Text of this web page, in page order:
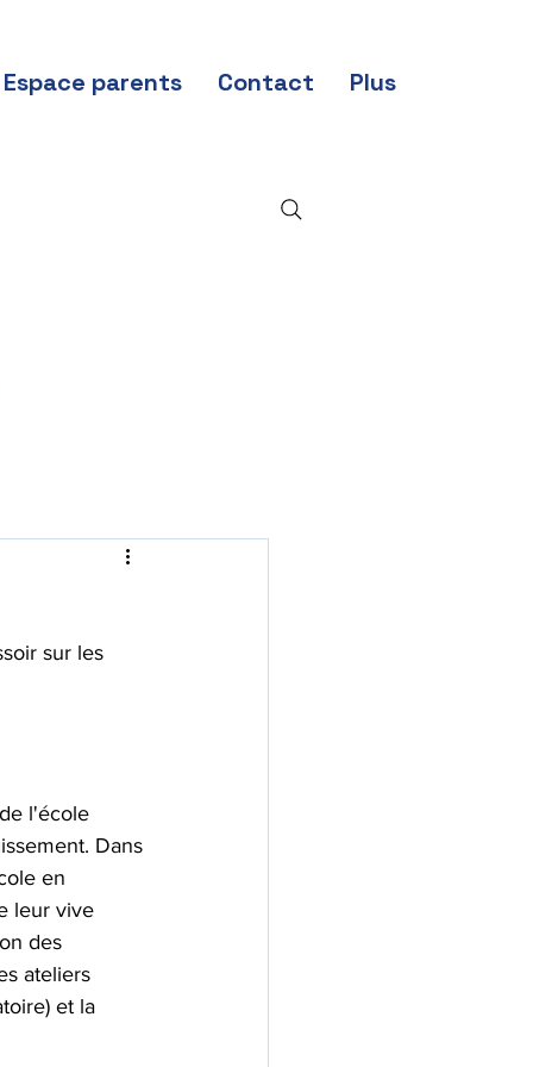
Espace parents Contact Plus
sur les
l'école
Dans
en
leur vive
des
ateliers
et la